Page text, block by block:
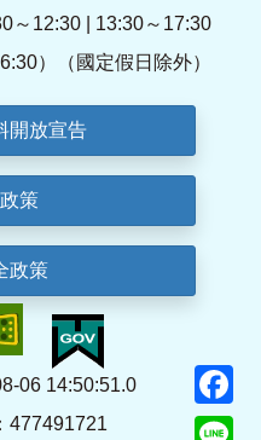
～12:30 | 13:30～17:30
）（國定假日除外）
開放宣告
策
政策
06 14:50:51.0
477491721